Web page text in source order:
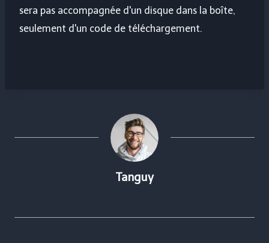
sera pas accompagnée d'un disque dans la boîte,
seulement d'un code de téléchargement.
Tanguy